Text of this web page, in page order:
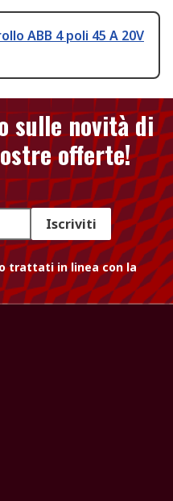
ABB 4 poli 45 A 20V
sulle novità di
offerte!
Iscriviti
trattati in linea con la